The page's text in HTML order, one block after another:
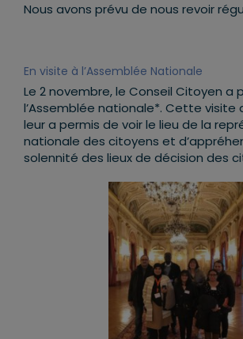
Nous avons prévu de nous revoir
En visite à l’Assemblée Nationale
Le 2 novembre, le Conseil Citoyen a
l’Assemblée nationale*. Cette visite
leur a permis de voir le lieu de la
nationale des citoyens et
solennité des lieux de décision des